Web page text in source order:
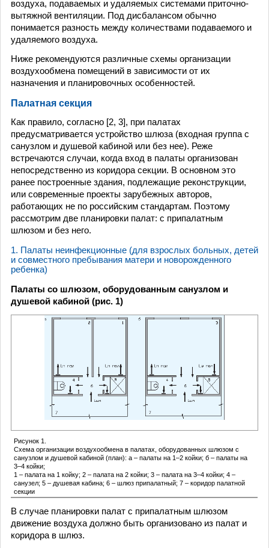
воздуха, подаваемых и удаляемых системами приточно-
вытяжной вентиляции. Под дисбалансом обычно
понимается разность между количествами подаваемого и
удаляемого воздуха.
Ниже рекомендуются различные схемы организации
воздухообмена помещений в зависимости от их
назначения и планировочных особенностей.
Палатная секция
Как правило, согласно [2, 3], при палатах
предусматривается устройство шлюза (входная группа с
санузлом и душевой кабиной или без нее). Реже
встречаются случаи, когда вход в палаты организован
непосредственно из коридора секции. В основном это
ранее построенные здания, подлежащие реконструкции,
или современные проекты зарубежных авторов,
работающих не по российским стандартам. Поэтому
рассмотрим две планировки палат: с припалатным
шлюзом и без него.
1. Палаты неинфекционные (для взрослых больных, детей
и совместного пребывания матери и новорожденного
ребенка)
Палаты со шлюзом, оборудованным санузлом и
душевой кабиной (рис. 1)
Рисунок 1.
Схема организации воздухообмена в палатах, оборудованных шлюзом с
санузлом и душевой кабиной (план): а – палаты на 1–2 койки; б – палаты на
3–4 койки;
1 – палата на 1 койку; 2 – палата на 2 койки; 3 – палата на 3–4 койки; 4 –
санузел; 5 – душевая кабина; 6 – шлюз припалатный; 7 – коридор палатной
секции
В случае планировки палат с припалатным шлюзом
движение воздуха должно быть организовано из палат и
коридора в шлюз.